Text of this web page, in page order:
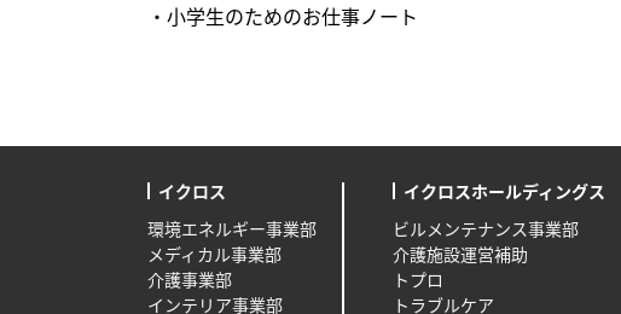
・ 小学生のためのお仕事ノート
イクロス
環境エネルギー事業部
メディカル事業部
介護事業部
インテリア事業部
イクロスホールディングス
ビルメンテナンス事業部
介護施設運営補助
トプロ
トラブルケア